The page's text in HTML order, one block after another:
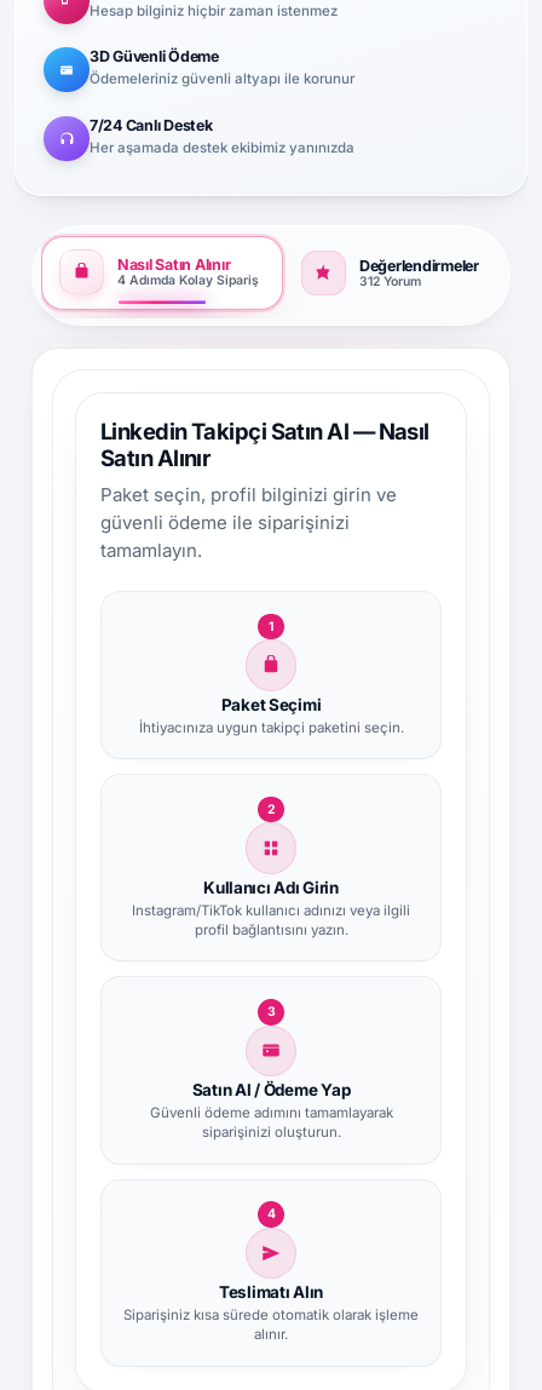
Hesap bilginiz hiçbir zaman istenmez
3D Güvenli Ödeme
Ödemeleriniz güvenli altyapı ile korunur
7/24 Canlı Destek
Her aşamada destek ekibimiz yanınızda
Nasıl Satın Alınır
4 Adımda Kolay Sipariş
Değerlendirmeler
312 Yorum
Linkedin Takipçi Satın Al — Nasıl
Satın Alınır
Paket seçin, profil bilginizi girin ve
güvenli ödeme ile siparişinizi
tamamlayın.
1
Paket Seçimi
İhtiyacınıza uygun takipçi paketini seçin.
2
Kullanıcı Adı Girin
Instagram/TikTok kullanıcı adınızı veya ilgili
profil bağlantısını yazın.
3
Satın Al / Ödeme Yap
Güvenli ödeme adımını tamamlayarak
siparişinizi oluşturun.
4
Teslimatı Alın
Siparişiniz kısa sürede otomatik olarak işleme
alınır.